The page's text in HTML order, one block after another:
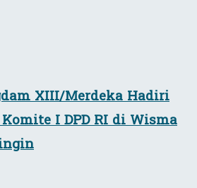
XIII/Merdeka Hadiri
I DPD RI di Wisma